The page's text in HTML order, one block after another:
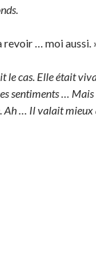
revoir … moi aussi.
le cas. Elle était
sentiments … Mais
Ah … Il valait